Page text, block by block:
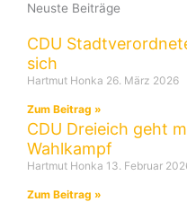
Neuste Beiträge
CDU
sich
Hartmut Honka 26. März 2026
Zum Beitrag »
CDU Dreieich geht
Wahlkampf
Hartmut Honka 13. Februar
Zum Beitrag »